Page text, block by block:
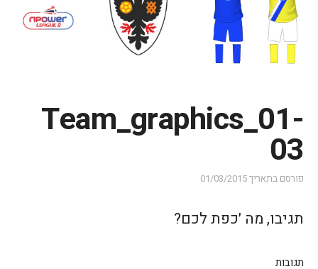
Team_graphics_01-
03
פורסם בתאריך01/03/2015
תגיבו, מה ׳כפת לכם?
תגובות